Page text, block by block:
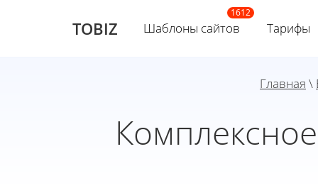
TOBIZ Шаблоны сайтов Тарифы
Главная \